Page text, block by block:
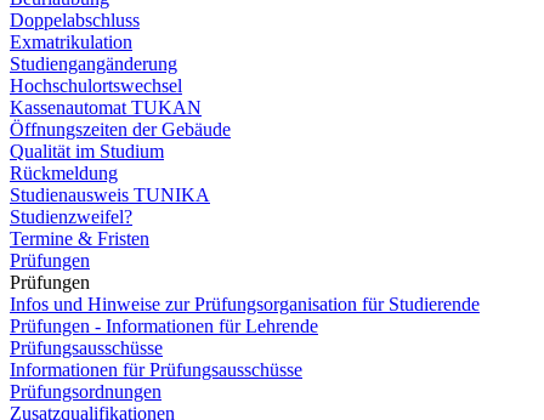
Doppelabschluss
Exmatrikulation
Studiengangänderung
Hochschulortswechsel
Kassenautomat TUKAN
Öffnungszeiten der Gebäude
Qualität im Studium
Rückmeldung
Studienausweis TUNIKA
Studienzweifel?
Termine & Fristen
Prüfungen
Prüfungen
Infos und Hinweise zur Prüfungsorganisation für Studierende
Prüfungen - Informationen für Lehrende
Prüfungsausschüsse
Informationen für Prüfungsausschüsse
Prüfungsordnungen
Zusatzqualifikationen